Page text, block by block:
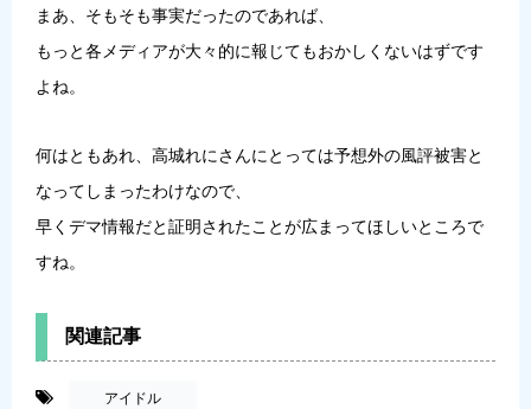
まあ、そもそも事実だったのであれば、
もっと各メディアが大々的に報じてもおかしくないはずです
よね。
何はともあれ、高城れにさんにとっては予想外の風評被害と
なってしまったわけなので、
早くデマ情報だと証明されたことが広まってほしいところで
すね。
関連記事
アイドル